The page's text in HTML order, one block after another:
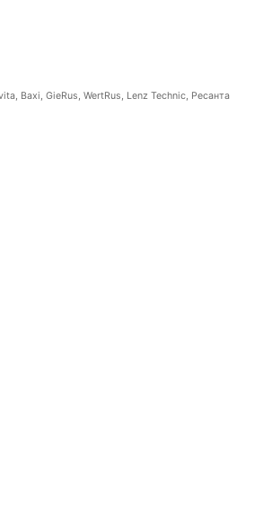
Baxi, GieRus, WertRus, Lenz Technic, Ресанта